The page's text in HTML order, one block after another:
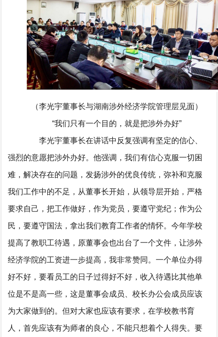
（李光宇董事长与湖南涉外经济学院管理层见面）
“我们只有一个目的，就是把涉外办好”
李光宇董事长在讲话中反复强调有坚定的信心、
强烈的意愿把涉外办好。他强调，我们有信心克服一切困
难，解决存在的问题，发扬涉外的优良传统，弥补和克服
我们工作中的不足，从董事长开始，从领导层开始，严格
要求自己，把工作做好，作为党员，要遵守党纪；作为公
民，要遵守国法，拿出我们教育工作者的情怀。今年学校
提高了教职工待遇，原董事会也出台了一个文件，让涉外
经济学院的工资进一步提高，我非常赞同。一个单位办得
好不好，要看员工的日子过得好不好，收入待遇比其他单
位是不是高一些，这是董事会成员、校长办公会成员应该
为大家做到的。但对大家也应该有要求，在学校教书育
人，首先应该有为师者的良心，不能只想着个人得失。要